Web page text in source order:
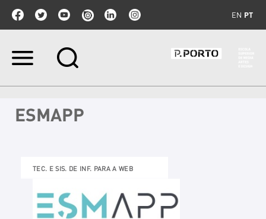
EN PT
Ir
Ir
para
ESMAPP
TEC. E SIS. DE INF. PARA A WEB